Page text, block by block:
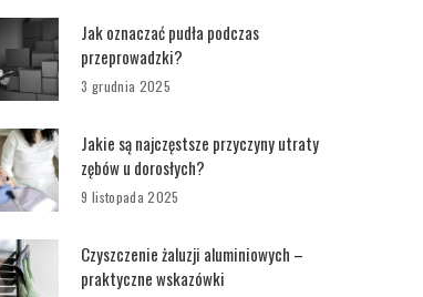
Jak oznaczać pudła podczas
przeprowadzki?
3 grudnia 2025
Jakie są najczęstsze przyczyny utraty
zębów u dorosłych?
9 listopada 2025
Czyszczenie żaluzji aluminiowych –
praktyczne wskazówki